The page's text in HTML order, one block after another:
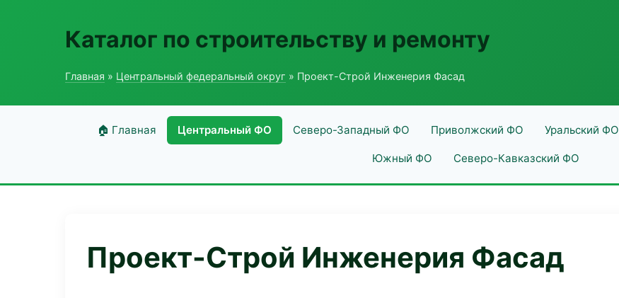
Каталог по строительству и ремонту
Главная » Центральный федеральный округ » Проект-Строй Инженерия Фасад
🏠 Главная Центральный ФО Северо-Западный ФО Приволжский ФО Уральский ФО
Южный ФО Северо-Кавказский ФО
Проект-Строй Инженерия Фасад